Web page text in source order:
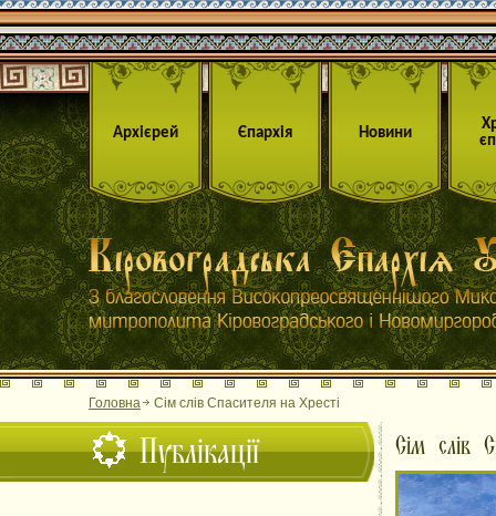
Архієрей Єпархія Новини
Головна Сім слів Спасителя на Хресті
Публікації Сім слів